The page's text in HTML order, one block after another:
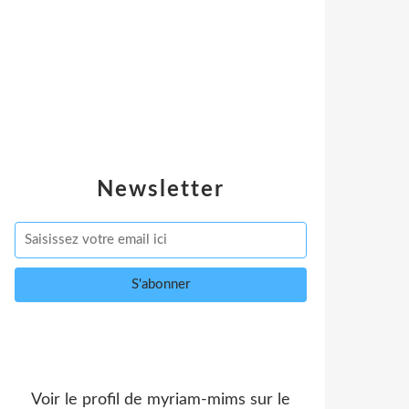
Newsletter
Voir le profil de myriam-mims sur le